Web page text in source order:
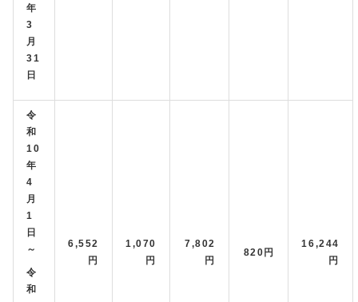
年
3
月
31
日
令
和
10
年
4
月
1
日
～
令
和
6,552
円
1,070
円
7,802
円
820円
16,244
円